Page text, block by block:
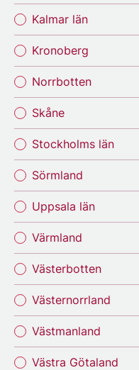
Kalmar län
Kronoberg
Norrbotten
Skåne
Stockholms län
Sörmland
Uppsala län
Värmland
Västerbotten
Västernorrland
Västmanland
Västra Götaland